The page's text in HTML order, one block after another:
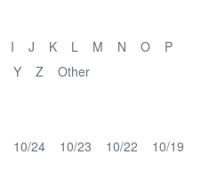
I J K L M N O
P
Y Z Other
10/24 10/23 10/22
10/19